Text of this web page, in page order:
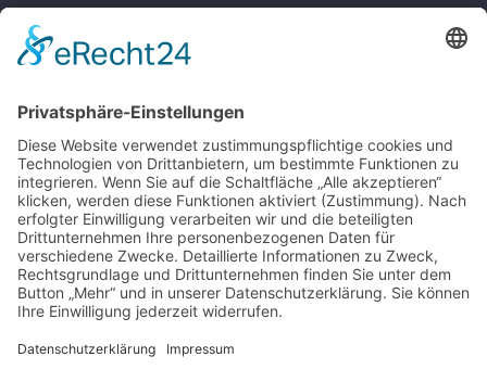
Montag – Donnerstag 08:00 – 17:00 Uhr
Samstag nach Vereinbarung
Parkplätze sind hinter dem Bürohaus vorhanden.
SONSTIGE
Kontakt
Schlagworte-Übersicht
Impressum
Datenschutz